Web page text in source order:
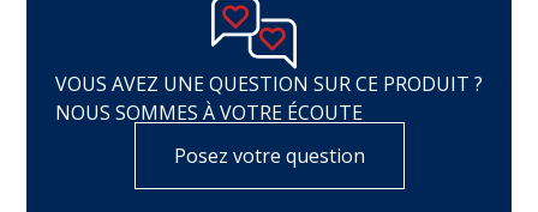
VOUS AVEZ UNE QUESTION SUR CE PRODUIT ?
NOUS SOMMES À VOTRE ÉCOUTE
Posez votre question